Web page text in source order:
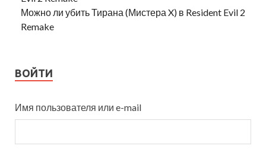
Можно ли убить Тирана (Мистера X) в Resident Evil 2
Remake
ВОЙТИ
Имя пользователя или e-mail